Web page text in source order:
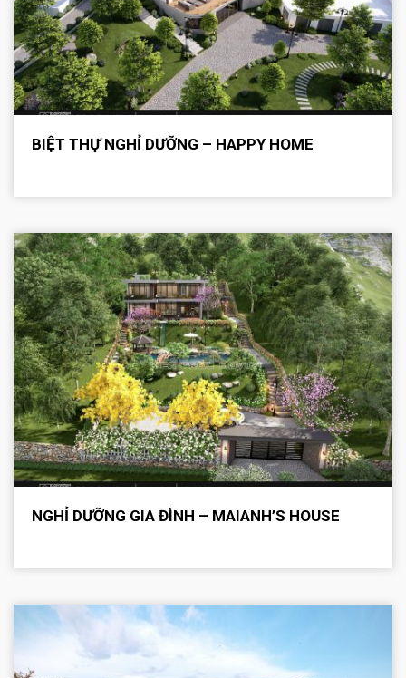
BIỆT THỰ NGHỈ DƯỠNG – HAPPY HOME
NGHỈ DƯỠNG GIA ĐÌNH – MAIANH’S HOUSE